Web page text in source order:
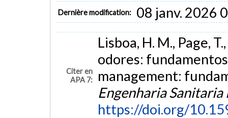
Dernière modification: 08 janv. 2026
Citer en
APA 7:
Lisboa, H. M., Page,
odores:
management:
Engenharia Sanitaria
https://doi.org/